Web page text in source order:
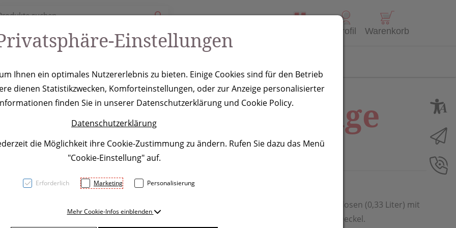
Profil Warenkorb
Nieby, orange
Non Woven Kühltasche passend für 6 stehende Getränkedosen (0,33 Liter) mit
Trageschlaufe. Der Werbeaufdruck erfolgt mittig auf den Deckel.
Einstellungen
Ihnen ein optimales Nutzererlebnis zu bieten. Einige Cookies sind für den Betrieb
dienen Statistikzwecken, Komforteinstellungen, oder zur Anzeige personalisierter
finden Sie in unserer Datenschutzerklärung und Cookie Policy.
Datenschutzerklärung
die Möglichkeit ihre Cookie-Zustimmung zu ändern. Rufen Sie dazu das Menü
"Cookie-Einstellung" auf.
Erforderlich Marketing Personalisierung
Mehr Cookie-Infos einblenden